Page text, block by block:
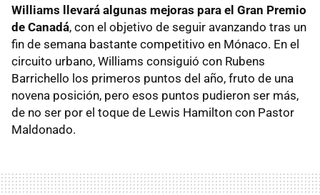
Williams llevará algunas mejoras para el Gran Premio
de Canadá, con el objetivo de seguir avanzando tras un
fin de semana bastante competitivo en Mónaco. En el
circuito urbano, Williams consiguió con Rubens
Barrichello los primeros puntos del año, fruto de una
novena posición, pero esos puntos pudieron ser más,
de no ser por el toque de Lewis Hamilton con Pastor
Maldonado.